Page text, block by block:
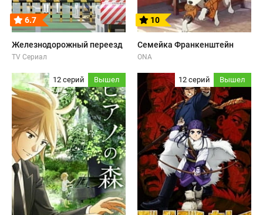
6.7
Железнодорожный переезд
TV Сериал
10
Семейка Франкенштейн
ONA
12 серий Вышел 12 серий Вышел